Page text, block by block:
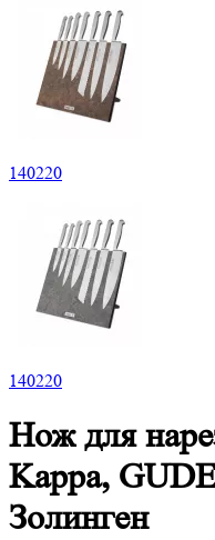
140220
140220
Нож для
Kappa,
Золинген